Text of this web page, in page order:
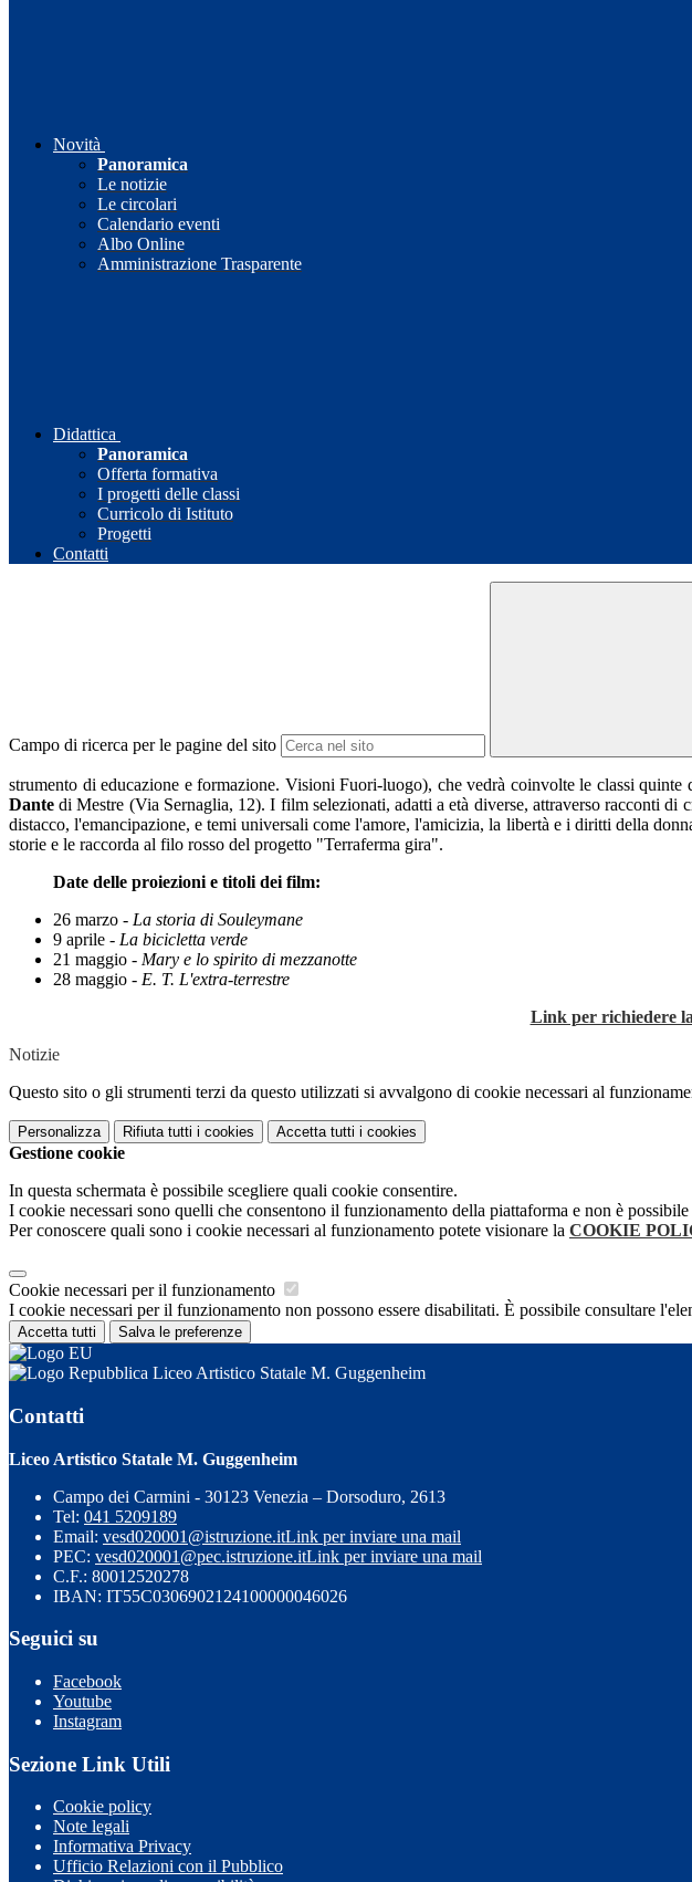
Novità
Panoramica
Le notizie
Le circolari
Calendario eventi
Albo Online
Amministrazione Trasparente
Didattica
Panoramica
Offerta formativa
I progetti delle classi
Curricolo di Istituto
Progetti
Contatti
Campo di ricerca per le pagine del sito
strumento di educazione e formazione. Visioni Fuori-luogo), che vedrà coinvolte le classi
Dante di Mestre (Via Sernaglia, 12). I film selezionati, adatti a età diverse, attraverso racconti
distacco, l'emancipazione, e temi universali come l'amore, l'amicizia, la libertà e i diritti della
storie e le raccorda al filo rosso del progetto "Terraferma gira".
Date delle proiezioni e titoli dei film:
26 marzo - La storia di Souleymane
9 aprile - La bicicletta verde
21 maggio - Mary e lo spirito di mezzanotte
28 maggio - E. T. L'extra-terrestre
Link per richiedere
Notizie
Questo sito o gli strumenti terzi da questo utilizzati si avvalgono di cookie necessari al
Personalizza Rifiuta tutti i cookies Accetta tutti i cookies
Gestione cookie
In questa schermata è possibile scegliere quali cookie consentire.
I cookie necessari sono quelli che consentono il funzionamento della piattaforma e non è
Per conoscere quali sono i cookie necessari al funzionamento potete visionare la COOKIE
Cookie necessari per il funzionamento
I cookie necessari per il funzionamento non possono essere disabilitati. È possibile consultare
Accetta tutti Salva le preferenze
Liceo Artistico Statale M. Guggenheim
Contatti
Liceo Artistico Statale M. Guggenheim
Campo dei Carmini - 30123 Venezia – Dorsoduro, 2613
Tel: 041 5209189
Email: vesd020001@istruzione.itLink per inviare una mail
PEC: vesd020001@pec.istruzione.itLink per inviare una mail
C.F.: 80012520278
IBAN: IT55C0306902124100000046026
Seguici su
Facebook
Youtube
Instagram
Sezione Link Utili
Cookie policy
Note legali
Informativa Privacy
Ufficio Relazioni con il Pubblico